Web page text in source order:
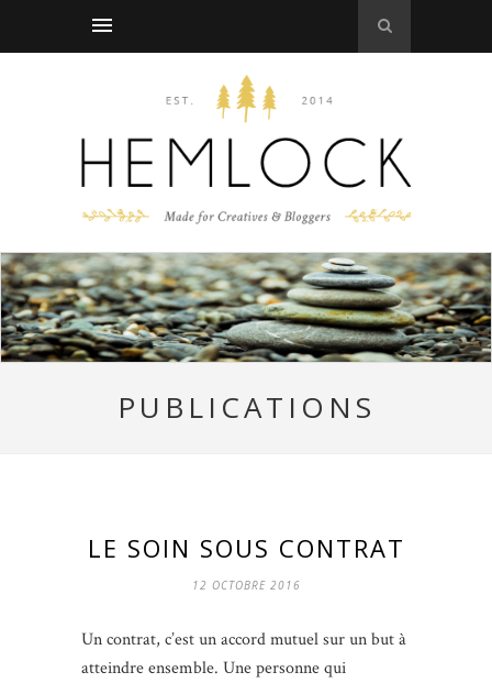
PUBLICATIONS
LE SOIN SOUS CONTRAT
12 OCTOBRE 2016
Un contrat, c’est un accord mutuel sur un but à
atteindre ensemble. Une personne qui